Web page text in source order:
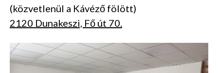
(közvetlenül a Kávéző fölött)
2120 Dunakeszi, Fő út 70.